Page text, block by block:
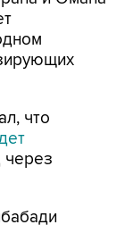
что
через